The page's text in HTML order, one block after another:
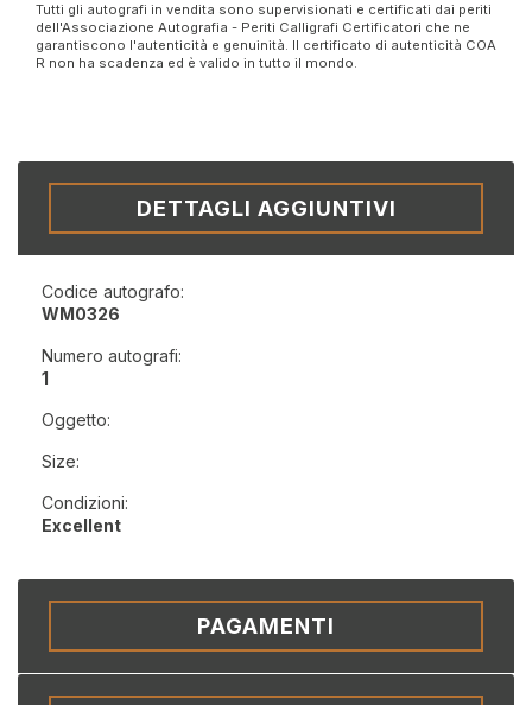
Tutti gli autografi in vendita sono supervisionati e certificati dai periti
dell'Associazione Autografia - Periti Calligrafi Certificatori che ne
garantiscono l'autenticità e genuinità. Il certificato di autenticità COA
R non ha scadenza ed è valido in tutto il mondo.
DETTAGLI AGGIUNTIVI
Codice autografo:
WM0326
Numero autografi:
1
Oggetto:
Size:
Condizioni:
Excellent
PAGAMENTI